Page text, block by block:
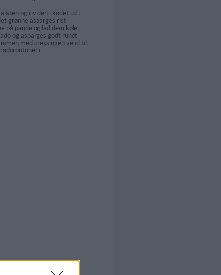
og riv den i kødet ud i
grønne asparges rist
på pande og lad dem køle
og asparges godt rundt
med dressingen vend til
i